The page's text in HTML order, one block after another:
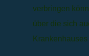
verbringen
über die sich